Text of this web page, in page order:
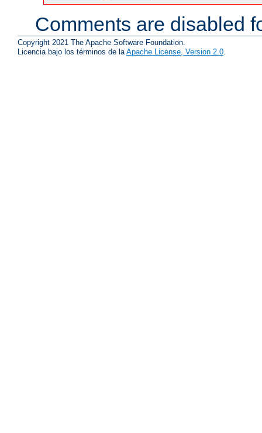
Comments are disabled
Copyright 2021 The Apache Software Foundation.
Licencia bajo los términos de la Apache License, Version 2.0